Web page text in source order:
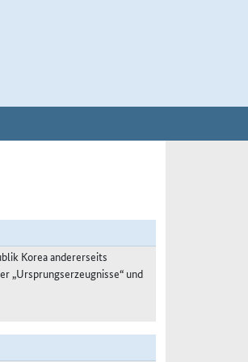
Korea andererseits
„Ursprungserzeugnisse“ und